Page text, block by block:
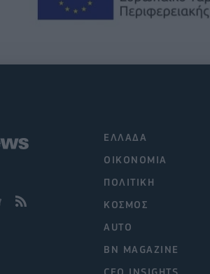
ΕΛΛΑΔΑ
ΟΙΚΟΝΟΜΙΑ
ΠΟΛΙΤΙΚΗ
ΚΟΣΜΟΣ
AUTO
BN MAGAZINE
CEO INSIGHTS